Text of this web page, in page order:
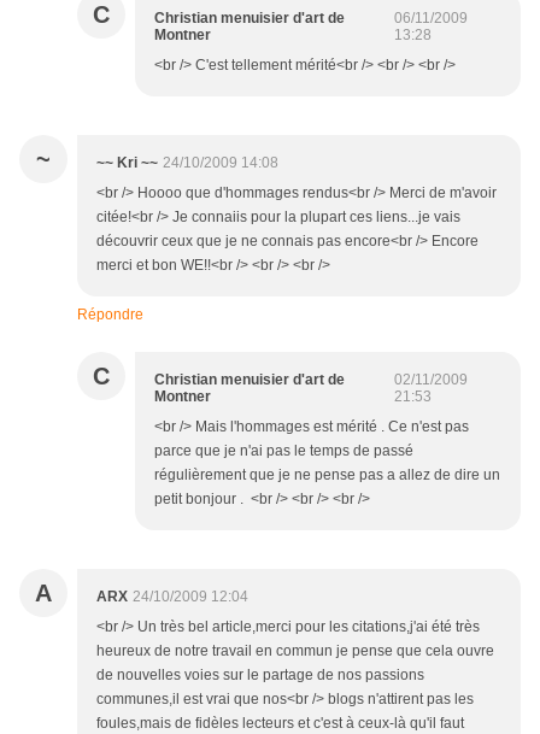
C
Christian menuisier d'art de
Montner
06/11/2009
13:28
<br /> C'est tellement mérité<br /> <br /> <br />
~ ~~ Kri ~~ 24/10/2009 14:08
<br /> Hoooo que d'hommages rendus<br /> Merci de m'avoir
citée!<br /> Je connaiis pour la plupart ces liens...je vais
découvrir ceux que je ne connais pas encore<br /> Encore
merci et bon WE!!<br /> <br /> <br />
Répondre
C
Christian menuisier d'art de
Montner
02/11/2009
21:53
<br /> Mais l'hommages est mérité . Ce n'est pas
parce que je n'ai pas le temps de passé
régulièrement que je ne pense pas a allez de dire un
petit bonjour . <br /> <br /> <br />
A ARX 24/10/2009 12:04
<br /> Un très bel article,merci pour les citations,j'ai été très
heureux de notre travail en commun je pense que cela ouvre
de nouvelles voies sur le partage de nos passions
communes,il est vrai que nos<br /> blogs n'attirent pas les
foules,mais de fidèles lecteurs et c'est à ceux-là qu'il faut